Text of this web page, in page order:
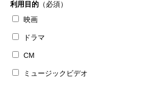
利用目的 （必須）
映画
ドラマ
CM
ミュージックビデオ